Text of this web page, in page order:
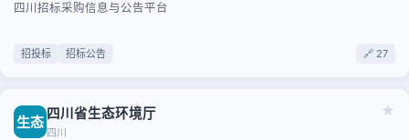
四川招标采购信息与公告平台
招投标 招标公告 🔗 27
★
生态 四川省生态环境厅
四川